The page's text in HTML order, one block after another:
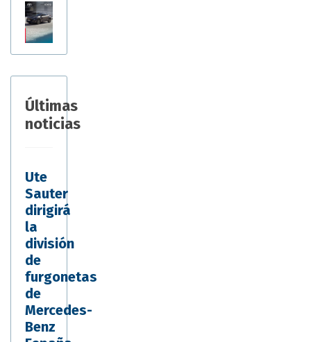
Últimas
noticias
Ute
Sauter
dirigirá
la
división
de
furgonetas
de
Mercedes-
Benz